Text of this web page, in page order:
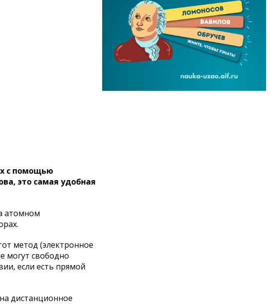
с помощью
это самая удобная
атомном
метод (электронное
могут свободно
если есть прямой
дистанционное